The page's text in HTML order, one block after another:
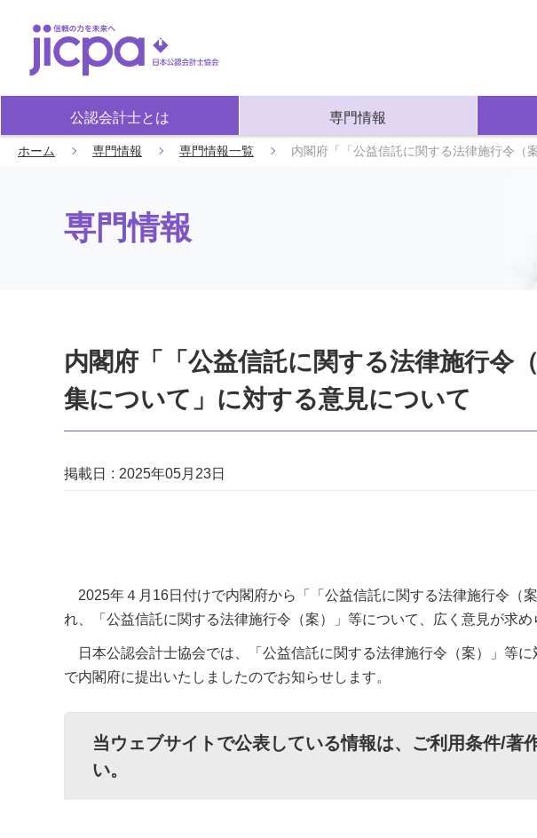
公認会計士とは 専門情報
ホーム 専門情報 専門情報一覧 内閣府「「公益信託に関する法律施行令（
専門情報
内閣府「「公益信託に関する法律施行令
集について」に対する意見について
掲載日 2025年05月23日
2025年４月16日付けで内閣府から「「公益信託に関する法律施行令（
れ、「公益信託に関する法律施行令（案）」等について、広く意見が求め
日本公認会計士協会では、「公益信託に関する法律施行令（案）」等
で内閣府に提出いたしましたのでお知らせします。
当ウェブサイトで公表している情報は、 ご利用条件/著
い。